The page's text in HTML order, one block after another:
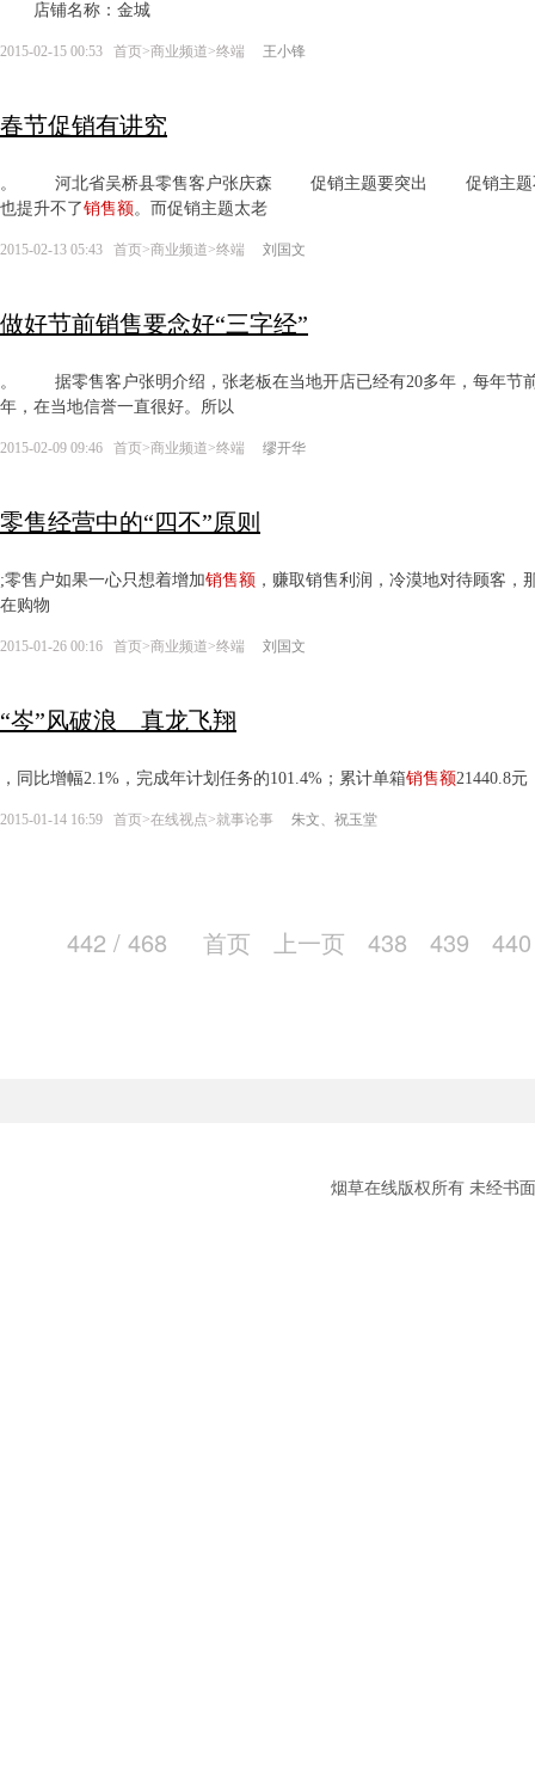
店铺名称：金城
2015-02-15 00:53 首页>商业频道>终端 王小锋
春节促销有讲究
。 河北省吴桥县零售客户张庆森 促销主题要突出 促销主题不明
也提升不了销售额。而促销主题太老
2015-02-13 05:43 首页>商业频道>终端 刘国文
做好节前销售要念好“三字经”
。 据零售客户张明介绍，张老板在当地开店已经有20多年，每年节
年，在当地信誉一直很好。所以
2015-02-09 09:46 首页>商业频道>终端 缪开华
零售经营中的“四不”原则
;零售户如果一心只想着增加销售额 ，赚取销售利润，冷漠地对待顾客
在购物
2015-01-26 00:16 首页>商业频道>终端 刘国文
“岑”风破浪 真龙飞翔
，同比增幅2.1%，完成年计划任务的101.4%；累计单箱销售额21440.8
2015-01-14 16:59 首页>在线视点>就事论事 朱文、祝玉堂
442 / 468 首页 上一页 438 439 440
烟草在线版权所有 未经书